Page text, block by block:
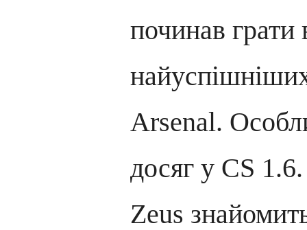
починав грати
Arsenal.
досяг у CS
Zeus